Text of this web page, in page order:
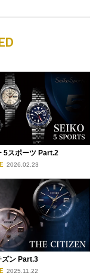
5スポーツ Part.2
2026.02.23
ズン Part.3
2025.11.22